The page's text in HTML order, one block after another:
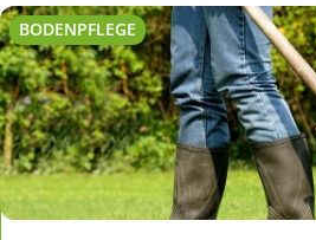
BODENPFLEGE